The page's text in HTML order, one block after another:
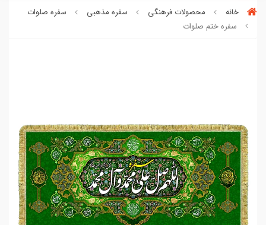
خانه محصولات فرهنگی سفره مذهبی
سفره صلوات
سفره ختم صلوات